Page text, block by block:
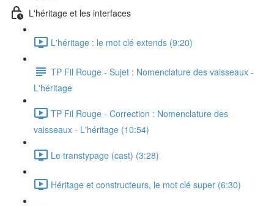
L'héritage et les interfaces
L'héritage : le mot clé extends (9:20)
TP Fil Rouge - Sujet : Nomenclature des vaisseaux -
L'héritage
TP Fil Rouge - Correction : Nomenclature des
vaisseaux - L'héritage (10:54)
Le transtypage (cast) (3:28)
Héritage et constructeurs, le mot clé super (6:30)